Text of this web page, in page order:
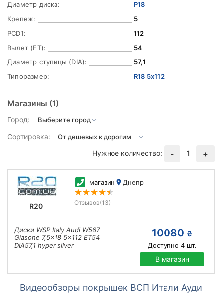
Диаметр диска:
Р18
Крепеж:
5
PCD1:
112
Вылет (ET):
54
Диаметр ступицы (DIA):
57,1
Типоразмер:
R18 5x112
Магазины (1)
Город:
Сортировка:
Нужное количество:
- 1 +
R20
магазин Днепр
Отзывов(13)
Диски WSP Italy Audi W567
Giasone 7,5x18 5x112 ET54
DIA57,1 hyper silver
10080 ₴
Доступно 4шт.
В магазин
Видеообзоры покрышек ВСП Итали Ауди